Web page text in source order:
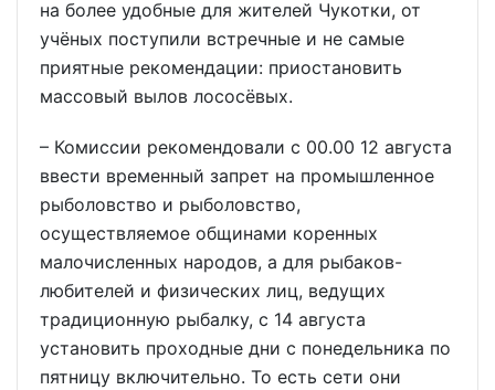
на более удобные для жителей Чукотки, от
учёных поступили встречные и не самые
приятные рекомендации: приостановить
массовый вылов лососёвых.
– Комиссии рекомендовали с 00.00 12 августа
ввести временный запрет на промышленное
рыболовство и рыболовство,
осуществляемое общинами коренных
малочисленных народов, а для рыбаков-
любителей и физических лиц, ведущих
традиционную рыбалку, с 14 августа
установить проходные дни с понедельника по
пятницу включительно. То есть сети они